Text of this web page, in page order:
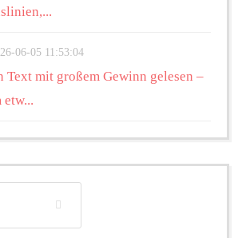
06-05 11:53:04
Text mit großem Gewinn gelesen –
etw...